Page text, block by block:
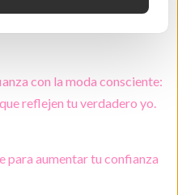
con la moda consciente:
reflejen tu verdadero yo.
para aumentar tu confianza